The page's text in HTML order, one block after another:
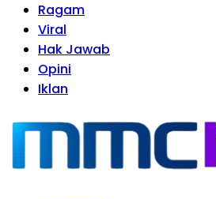
Ragam
Viral
Hak Jawab
Opini
Iklan